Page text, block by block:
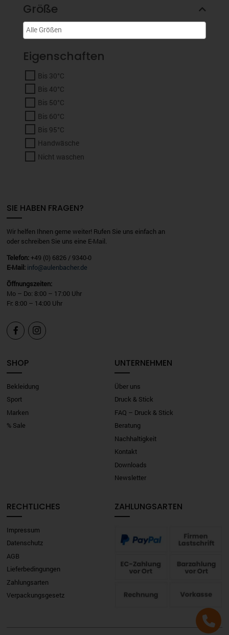
Größe
Eigenschaften
Bis 30°C
Bis 40°C
Bis 50°C
Bis 60°C
Bis 95°C
Handwäsche
Nicht waschen
SIE HABEN FRAGEN?
Wir helfen Ihnen gerne weiter! Rufen Sie uns einfach an
oder schreiben Sie uns eine E-Mail.
Telefon:+49 (0) 6826 / 9340-0
E-Mail: info@aulenbacher.de
Öffnungszeiten:
Mo – Do: 8:00 – 17:00 Uhr
Fr: 8:00 – 14:00 Uhr
 
SHOP
Bekleidung
Sport
Marken
% Sale
UNTERNEHMEN
Über uns
Druck & Stick
FAQ – Druck & Stick
Beratung
Nachhaltigkeit
Kontakt
Downloads
Newsletter
RECHTLICHES
Impressum
Datenschutz
AGB
Lieferbedingungen
Zahlungsarten
Verpackungsgesetz
ZAHLUNGSARTEN